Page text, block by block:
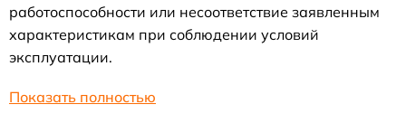
работоспособности или несоответствие заявленным
характеристикам при соблюдении условий
эксплуатации.
Показать полностью